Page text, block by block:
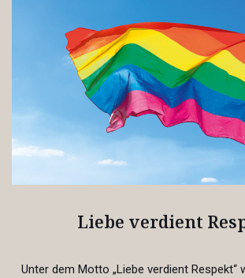
Liebe verdient
Unter dem Motto „Liebe verdient Respekt“